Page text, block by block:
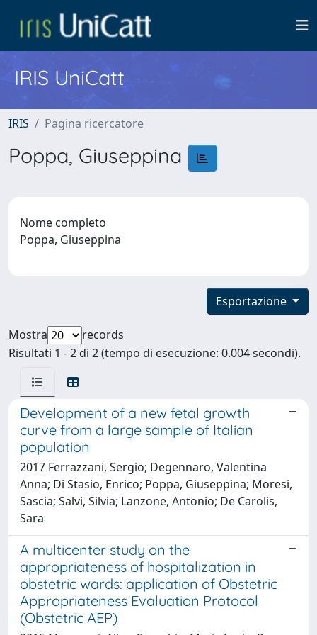
IRIS UniCatt
IRIS Pagina ricercatore
Poppa, Giuseppina
Nome completo
Poppa, Giuseppina
Esportazione
Mostra
records
Risultati 1 - 2 di 2 (tempo di esecuzione: 0.004 secondi).
Development of a new fetal growth
curve from a large sample of Italian
population
2017 Ferrazzani, Sergio; Degennaro, Valentina
Anna; Di Stasio, Enrico; Poppa, Giuseppina; Moresi,
Sascia; Salvi, Silvia; Lanzone, Antonio; De Carolis,
Sara
A multicenter study on the
appropriateness of hospitalization in
obstetric wards: application of Obstetric
Appropriateness Evaluation Protocol
(Obstetric AEP)